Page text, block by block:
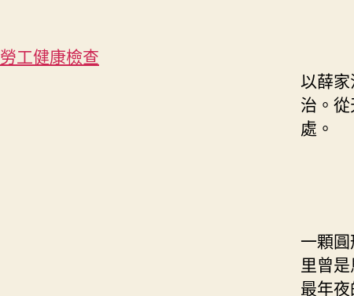
勞工健康檢查
以薛
治。
處。
一顆
里曾
最年